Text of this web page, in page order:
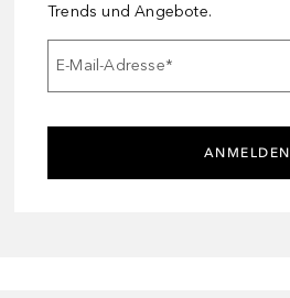
Trends und Angebote.
E-Mail-Adresse*
ANMELDEN